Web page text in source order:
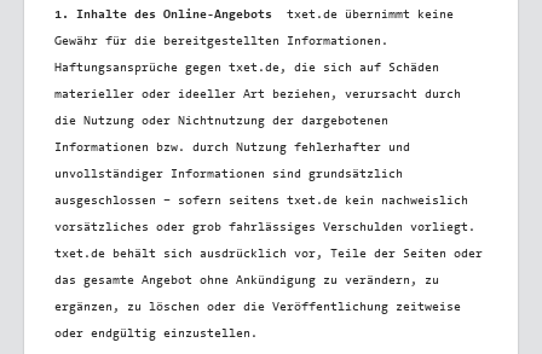
1. Inhalte des Online-Angebots txet.de übernimmt keine
Gewähr für die bereitgestellten Informationen.
Haftungsansprüche gegen txet.de, die sich auf Schäden
materieller oder ideeller Art beziehen, verursacht durch
die Nutzung oder Nichtnutzung der dargebotenen
Informationen bzw. durch Nutzung fehlerhafter und
unvollständiger Informationen sind grundsätzlich
ausgeschlossen – sofern seitens txet.de kein nachweislich
vorsätzliches oder grob fahrlässiges Verschulden vorliegt.
txet.de behält sich ausdrücklich vor, Teile der Seiten oder
das gesamte Angebot ohne Ankündigung zu verändern, zu
ergänzen, zu löschen oder die Veröffentlichung zeitweise
oder endgültig einzustellen.